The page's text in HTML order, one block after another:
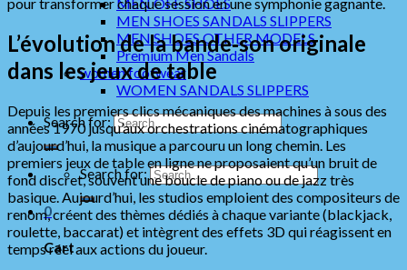
MEN SHOES SANDALS SLIPPERS
MEN SHOES OTHER MODELS
Premium Men Sandals
women footwear
WOMEN SANDALS SLIPPERS
Search for:
Search for:
0
Cart
L’évolution de la bande‑son originale
dans les jeux de table
Depuis les premiers clics mécaniques des machines à sous des
années 1970 jusqu’aux orchestrations cinématographiques
d’aujourd’hui, la musique a parcouru un long chemin. Les
premiers jeux de table en ligne ne proposaient qu’un bruit de
fond discret, souvent une boucle de piano ou de jazz très
basique. Aujourd’hui, les studios emploient des compositeurs de
renom, créent des thèmes dédiés à chaque variante (blackjack,
roulette, baccarat) et intègrent des effets 3D qui réagissent en
temps réel aux actions du joueur.